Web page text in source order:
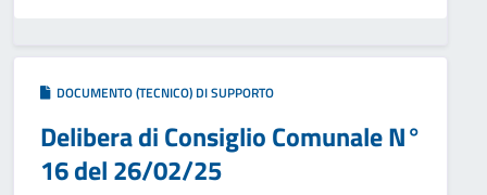
DOCUMENTO (TECNICO) DI SUPPORTO
Delibera di Consiglio Comunale N°
16 del 26/02/25